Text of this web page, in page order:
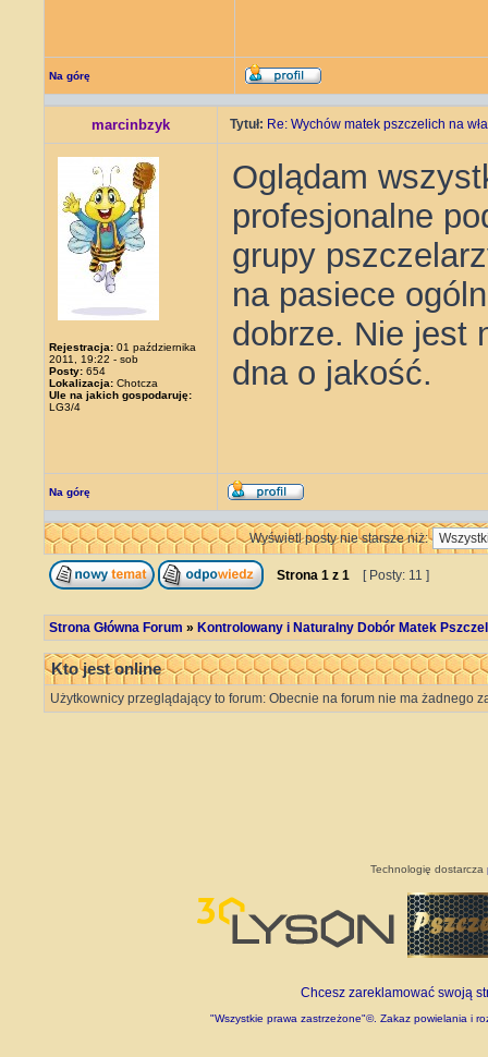
Na górę
marcinbzyk Tytuł: Re: Wychów matek pszczelich na
Rejestracja: 01 października
2011, 19:22 - sob
Posty: 654
Lokalizacja: Chotcza
Ule na jakich gospodaruję:
LG3/4
Oglądam
profesjonalne
grupy
na pasiece
dobrze. Nie jest
dna o jakość.
Na górę
Wyświetl posty nie starsze niż:
Strona 1 z 1 [ Posty: 11 ]
Strona Główna Forum » Kontrolowany i Naturalny Dobór Matek
Kto jest online
Użytkownicy przeglądający to forum: Obecnie na forum nie ma żadnego
Technologię dostarcza
Chcesz zareklamować swoją
"Wszystkie prawa zastrzeżone"©. Zakaz powielania i